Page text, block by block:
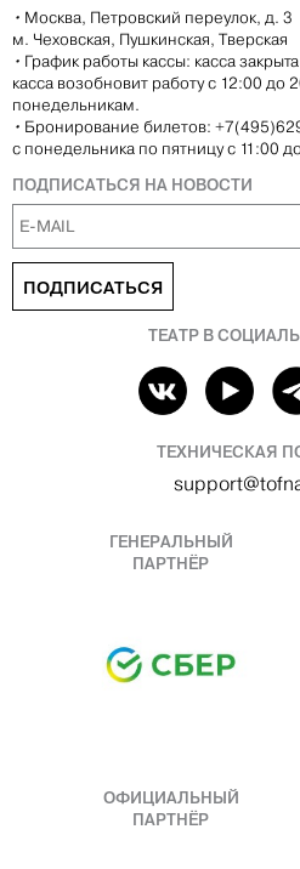
• Москва, Петровский переулок, д. 3
м. Чеховская, Пушкинская, Тверская
• График работы кассы: касса
касса возобновит работу с 12:00 до
понедельникам.
• Бронирование билетов:
с понедельника по пятницу с 11:00
ПОДПИСАТЬСЯ НА НОВОСТИ
ПОДПИСАТЬСЯ
ТЕАТР В
ТЕХНИЧЕСКАЯ
ГЕНЕРАЛЬНЫЙ
ПАРТНЁР
ОФИЦИАЛЬНЫЙ
ПАРТНЁР